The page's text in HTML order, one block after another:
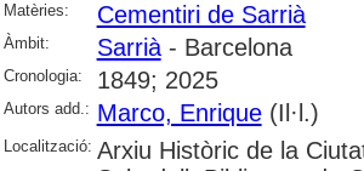
Matèries: Cementiri de Sarrià
Àmbit: Sarrià- Barcelona
Cronologia: 1849; 2025
Autors add.: Marco, Enrique(Il·l.)
Localització: Arxiu Històric de la